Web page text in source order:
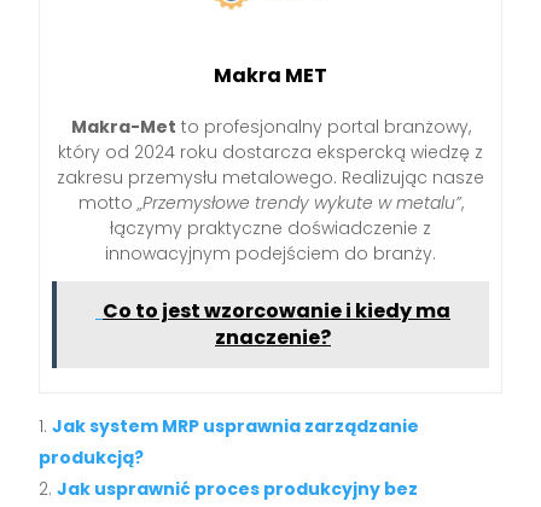
Makra MET
Makra-Met to profesjonalny portal branżowy,
który od 2024 roku dostarcza ekspercką wiedzę z
zakresu przemysłu metalowego. Realizując nasze
motto„Przemysłowe trendy wykute w metalu”,
łączymy praktyczne doświadczenie z
innowacyjnym podejściem do branży.
Co to jest wzorcowanie i kiedy ma
znaczenie?
Jak system MRP usprawnia zarządzanie
produkcją?
Jak usprawnić proces produkcyjny bez